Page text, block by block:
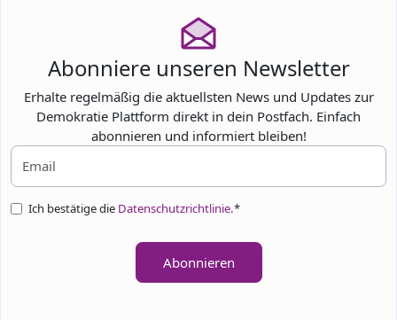
Abonniere unseren Newsletter
Erhalte regelmäßig die aktuellsten News und Updates zur
Demokratie Plattform direkt in dein Postfach. Einfach
abonnieren und informiert bleiben!
Ich bestätige die Datenschutzrichtlinie.*
Abonnieren